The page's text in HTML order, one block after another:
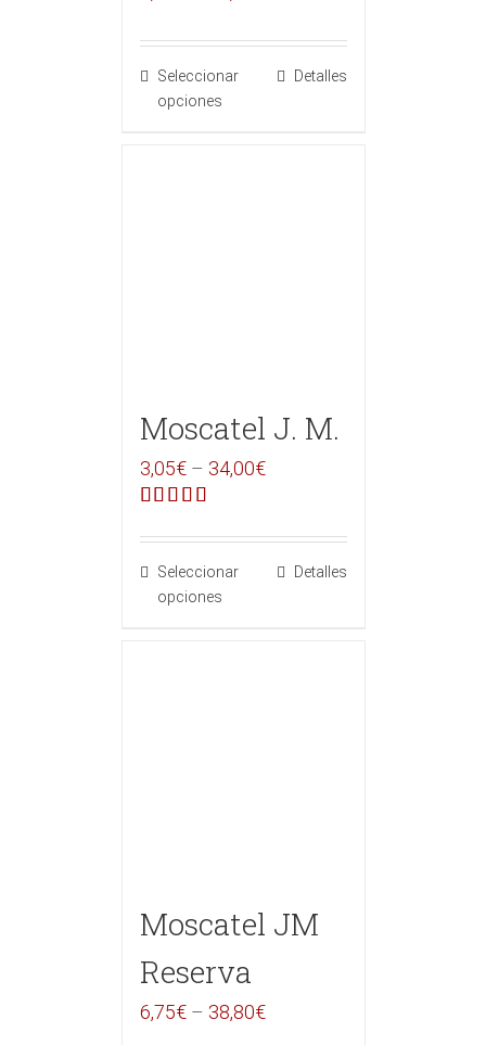
Seleccionar
opciones
Detalles
Moscatel J. M.
5.00de 5
3,05€– 34,00€
Seleccionar
opciones
Detalles
Moscatel JM
Reserva
6,75€– 38,80€